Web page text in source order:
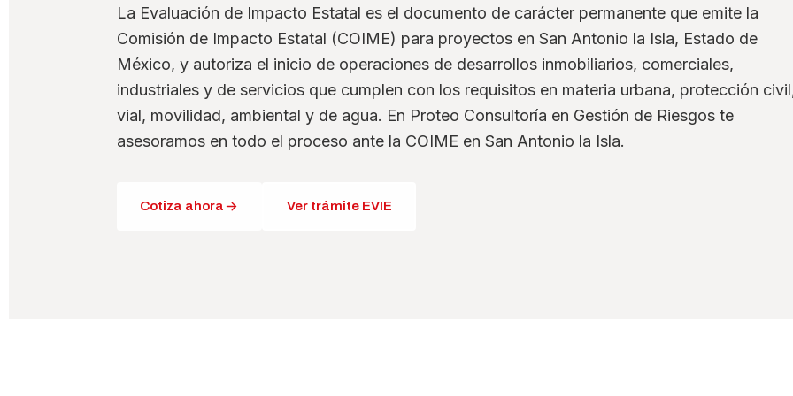
La Evaluación de Impacto Estatal es el documento de carácter permanente que emite la
Comisión de Impacto Estatal (COIME) para proyectos en San Antonio la Isla, Estado de
México, y autoriza el inicio de operaciones de desarrollos inmobiliarios, comerciales,
industriales y de servicios que cumplen con los requisitos en materia urbana, protección
vial, movilidad, ambiental y de agua. En Proteo Consultoría en Gestión de Riesgos te
asesoramos en todo el proceso ante la COIME en San Antonio la Isla.
Cotiza ahora Ver trámite EVIE